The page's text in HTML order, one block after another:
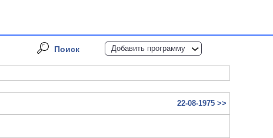
Поиск Добавить программу
22-08-1975 >>